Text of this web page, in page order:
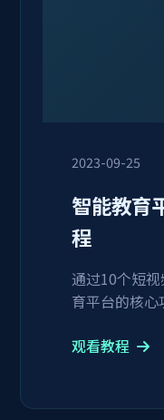
2023-09-25
智能教育
程
通过10个短
育平台的核心
观看教程